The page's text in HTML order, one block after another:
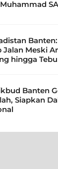
Jalan Meski
hingga Tebu
Banten
Siapkan